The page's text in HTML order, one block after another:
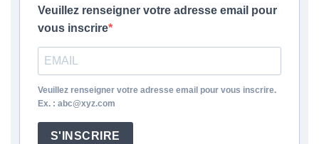
Veuillez renseigner votre adresse email pour
vous inscrire
Veuillez renseigner votre adresse email pour vous inscrire.
Ex. : abc@xyz.com
S'INSCRIRE